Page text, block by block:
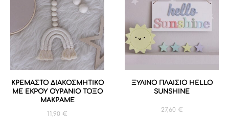
ΚΡΕΜΑΣΤΟ ΔΙΑΚΟΣΜΗΤΙΚΟ
ΜΕ EKΡΟΥ ΟΥΡΑΝΙΟ ΤΟΞΟ
ΜΑΚΡΑΜΕ
11,90 €
ΞΥΛΙΝΟ ΠΛΑΙΣΙΟ HELLO
SUNSHINE
27,60 €